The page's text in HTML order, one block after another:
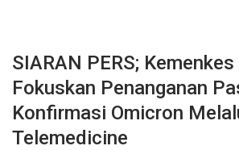
SIARAN PERS;
Fokuskan Penanganan
Konfirmasi Omicron
Telemedicine